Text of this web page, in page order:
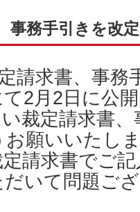
事務手引きを改
請求書、事務
2月2日に公
裁定請求書
願いいたし
請求書でご
いて問題ご